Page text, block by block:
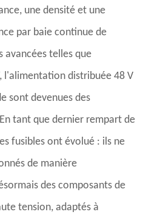
une densité et une
par baie continue de
telles que
l'alimentation distribuée 48 V
sont devenues des
tant que dernier rempart de
fusibles ont évolué : ils ne
de manière
des composants de
tension, adaptés à